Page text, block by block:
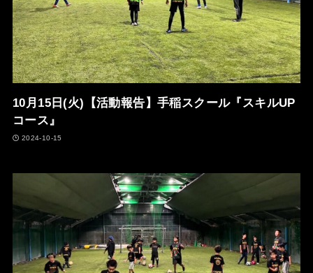
10月15日(火)【活動報告】手稲スクール『スキルUP
コース』
2024-10-15